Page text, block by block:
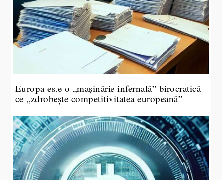
Europa este o „mașinărie infernală” birocratică
ce „zdrobește competitivitatea europeană”